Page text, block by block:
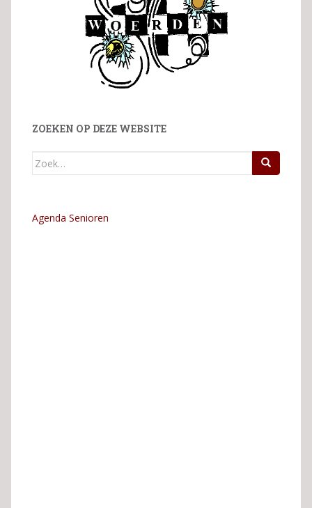
ZOEKEN OP DEZE WEBSITE
Zoek
Agenda Senioren